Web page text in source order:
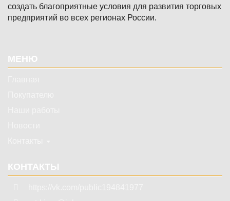
создать благоприятные условия для развития торговых
предприятий во всех регионах России.
МЕНЮ
КОНТАКТЫ